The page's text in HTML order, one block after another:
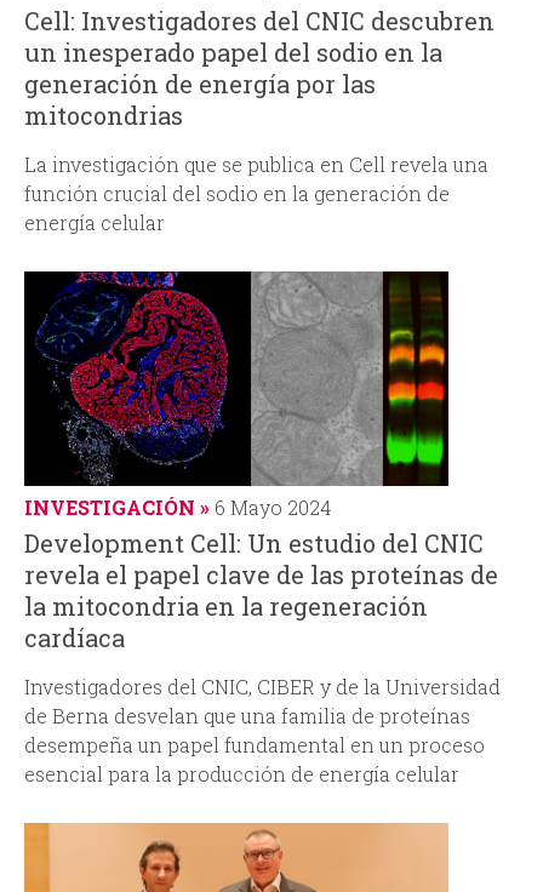
Cell: Investigadores del CNIC descubren
un inesperado papel del sodio en la
generación de energía por las
mitocondrias
La investigación que se publica en Cellrevela una
función crucial del sodio en la generación de
energía celular
INVESTIGACIÓN 6 Mayo 2024
Development Cell: Un estudio del CNIC
revela el papel clave de las proteínas de
la mitocondria en la regeneración
cardíaca
Investigadores del CNIC, CIBER y de la Universidad
de Berna desvelan que una familia de proteínas
desempeña un papel fundamental en un proceso
esencial para la producción de energía celular